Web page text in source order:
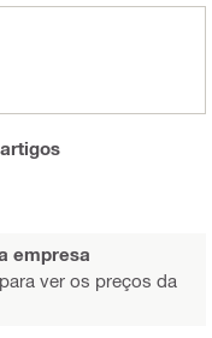
artigos
empresa
para ver os preços da